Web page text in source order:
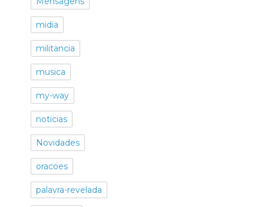
midia
militancia
musica
my-way
noticias
Novidades
oracoes
palavra-revelada